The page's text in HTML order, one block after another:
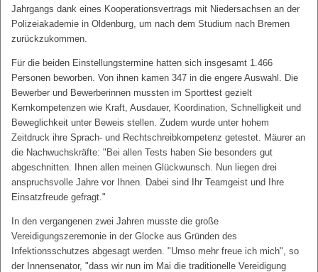
Jahrgangs dank eines Kooperationsvertrags mit Niedersachsen an der
Polizeiakademie in Oldenburg, um nach dem Studium nach Bremen
zurückzukommen.
Für die beiden Einstellungstermine hatten sich insgesamt 1.466
Personen beworben. Von ihnen kamen 347 in die engere Auswahl. Die
Bewerber und Bewerberinnen mussten im Sporttest gezielt
Kernkompetenzen wie Kraft, Ausdauer, Koordination, Schnelligkeit und
Beweglichkeit unter Beweis stellen. Zudem wurde unter hohem
Zeitdruck ihre Sprach- und Rechtschreibkompetenz getestet. Mäurer an
die Nachwuchskräfte: "Bei allen Tests haben Sie besonders gut
abgeschnitten. Ihnen allen meinen Glückwunsch. Nun liegen drei
anspruchsvolle Jahre vor Ihnen. Dabei sind Ihr Teamgeist und Ihre
Einsatzfreude gefragt."
In den vergangenen zwei Jahren musste die große
Vereidigungszeremonie in der Glocke aus Gründen des
Infektionsschutzes abgesagt werden. "Umso mehr freue ich mich", so
der Innensenator, "dass wir nun im Mai die traditionelle Vereidigung